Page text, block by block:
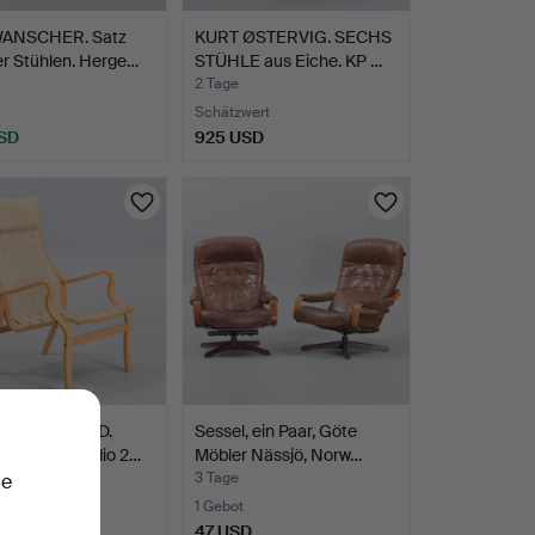
Satz
Stühlen. Herge…
KURT ØSTERVIG. SECHS
STÜHLE aus Eiche. KP …
2 Tage
Schätzwert
925 USD
"Albert", Studio 2…
Sessel, ein Paar, Göte
Möbler Nässjö, Norw…
3 Tage
1 Gebot